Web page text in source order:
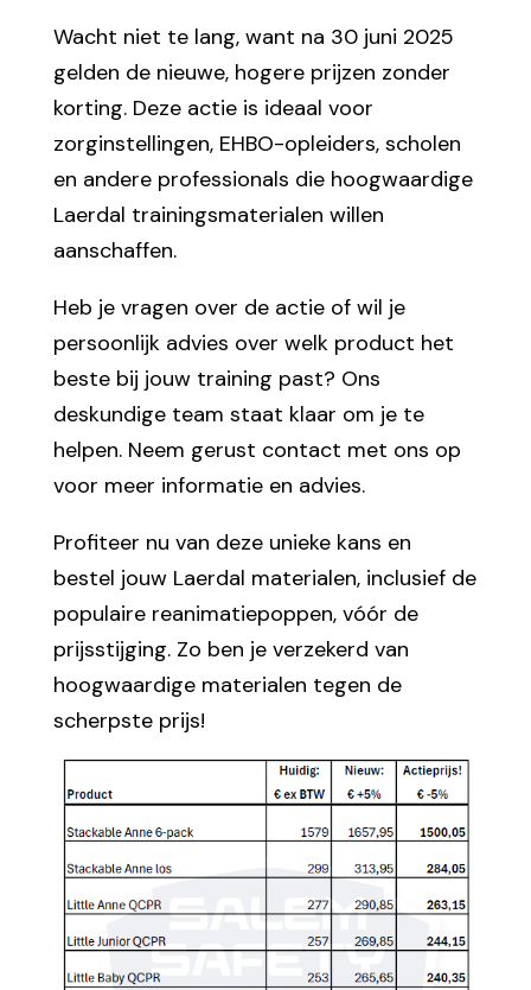
Wacht niet te lang, want na 30 juni 2025
gelden de nieuwe, hogere prijzen zonder
korting. Deze actie is ideaal voor
zorginstellingen, EHBO-opleiders, scholen
en andere professionals die hoogwaardige
Laerdal trainingsmaterialen willen
aanschaffen.
Heb je vragen over de actie of wil je
persoonlijk advies over welk product het
beste bij jouw training past? Ons
deskundige team staat klaar om je te
helpen. Neem gerust contact met ons op
voor meer informatie en advies.
Profiteer nu van deze unieke kans en
bestel jouw Laerdal materialen, inclusief de
populaire reanimatiepoppen, vóór de
prijsstijging. Zo ben je verzekerd van
hoogwaardige materialen tegen de
scherpste prijs!